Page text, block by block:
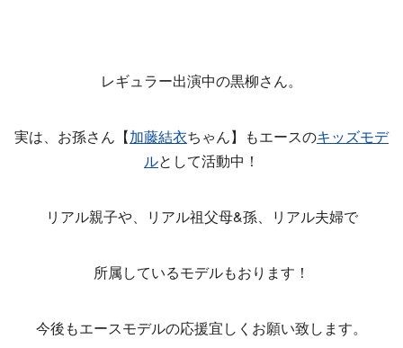
レギュラー出演中の黒柳さん。
実は、お孫さん【加藤結衣ちゃん】もエースのキッズモデ
ルとして活動中！
リアル親子や、リアル祖父母&孫、リアル夫婦で
所属しているモデルもおります！
今後もエースモデルの応援宜しくお願い致します。